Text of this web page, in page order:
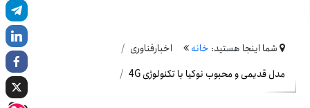
شما اینجا هستید: خانه
اخبارفناوری
مدل قدیمی و محبوب نوکیا با تکنولوژی 4G